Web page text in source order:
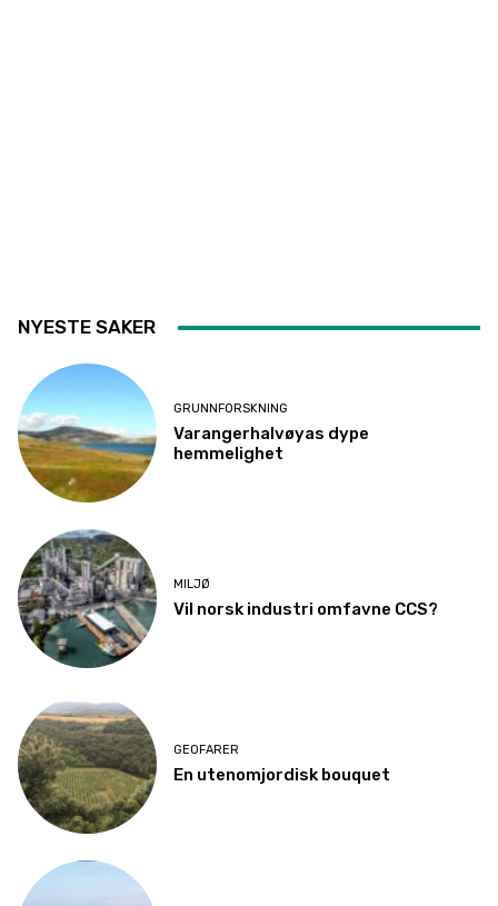
NYESTE SAKER
GRUNNFORSKNING
Varangerhalvøyas dype
hemmelighet
MILJØ
Vil norsk industri omfavne CCS?
GEOFARER
En utenomjordisk bouquet